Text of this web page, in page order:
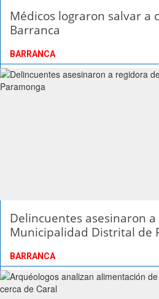
Médicos lograron salvar a
Barranca
BARRANCA
Delincuentes asesinaron
Municipalidad Distrital de
BARRANCA